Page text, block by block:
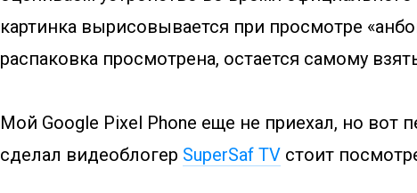
картинка вырисовывается при просмотре «
распаковка просмотрена, остается самому
Мой Google Pixel Phone еще не приехал, но вот
сделал видеоблогер SuperSaf TV стоит